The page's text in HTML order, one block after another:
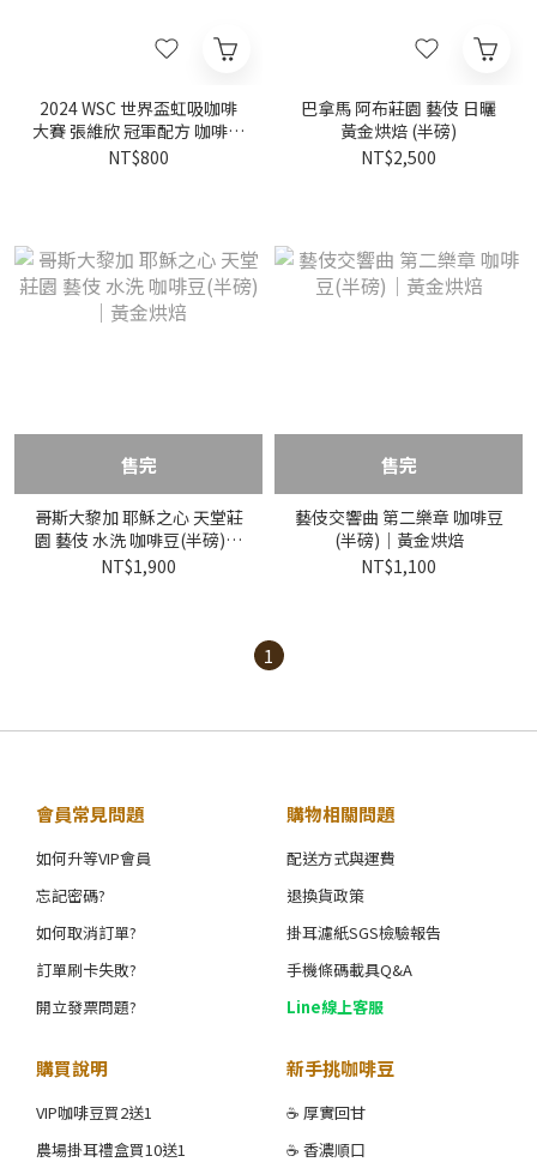
2024 WSC 世界盃虹吸咖啡
大賽 張維欣 冠軍配方 咖啡豆
(半磅)｜黑金烘焙
NT$800
巴拿馬 阿布莊園 藝伎 日曬
黃金烘焙 (半磅)
NT$2,500
售完
哥斯大黎加 耶穌之心 天堂莊
園 藝伎 水洗 咖啡豆(半磅)｜
黃金烘焙
NT$1,900
售完
藝伎交響曲 第二樂章 咖啡豆
(半磅)｜黃金烘焙
NT$1,100
1
會員常見問題
如何升等VIP會員
忘記密碼?
如何取消訂單?
訂單刷卡失敗?
開立發票問題?
購物相關問題
配送方式與運費
退換貨政策
掛耳濾紙SGS檢驗報告
手機條碼載具Q&A
Line線上客服
購買說明
VIP咖啡豆買2送1
農場掛耳禮盒買10送1
新手挑咖啡豆
☕ 厚實回甘
☕ 香濃順口